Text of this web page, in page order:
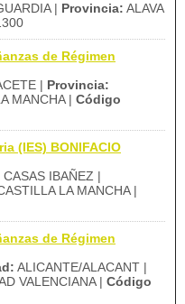
| Provincia: ALAVA
de Régimen
| Provincia:
MANCHA | Código
(IES) BONIFACIO
CASAS IBAÑEZ |
LA MANCHA |
de Régimen
ALICANTE/ALACANT |
VALENCIANA | Código